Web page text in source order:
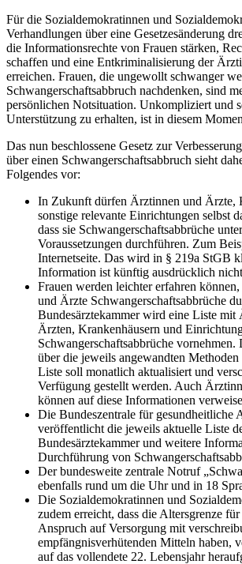
Für die Sozialdemokratinnen und
Verhandlungen über eine Gesetzesänderung
die Informationsrechte von Frauen stärken,
schaffen und eine Entkriminalisierung der
erreichen. Frauen, die ungewollt schwanger
Schwangerschaftsabbruch nachdenken, sind
persönlichen Notsituation. Unkompliziert und
Unterstützung zu erhalten, ist in diesem
Das nun beschlossene Gesetz zur
über einen Schwangerschaftsabbruch sieht
Folgendes vor:
In Zukunft dürfen Ärztinnen und Ärzte,
sonstige relevante Einrichtungen selbst
dass sie Schwangerschaftsabbrüche
Voraussetzungen durchführen. Zum
Internetseite. Das wird in § 219a StGB
Information ist künftig ausdrücklich
Frauen werden leichter erfahren
und Ärzte Schwangerschaftsabbrüche
Bundesärztekammer wird eine Liste mit
Ärzten, Krankenhäusern und
Schwangerschaftsabbrüche
über die jeweils angewandten
Liste soll monatlich aktualisiert und
Verfügung gestellt werden. Auch
können auf diese Informationen
Die Bundeszentrale für gesundheitliche
veröffentlicht die jeweils aktuelle Liste
Bundesärztekammer und weitere
Durchführung von
Der bundesweite zentrale Notruf
ebenfalls rund um die Uhr und in 18
Die Sozialdemokratinnen und
zudem erreicht, dass die Altersgrenze
Anspruch auf Versorgung mit
empfängnisverhütenden Mitteln haben,
auf das vollendete 22. Lebensjahr